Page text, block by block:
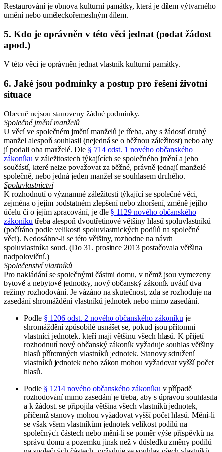
Restaurování je obnova kulturní památky, která je dílem výtvarného
umění nebo uměleckořemeslným dílem.
5. Kdo je oprávněn v této věci jednat (podat žádost
apod.)
V této věci je oprávněn jednat vlastník kulturní památky.
6. Jaké jsou podmínky a postup pro řešení životní
situace
Obecně nejsou stanoveny žádné podmínky.
Společné jmění manželů
U věcí ve společném jmění manželů je třeba, aby s žádostí druhý
manžel alespoň souhlasil (nejedná se o běžnou záležitost) nebo aby
jí podali oba manželé. Dle § 714 odst. 1 nového občanského
zákoníku v záležitostech týkajících se společného jmění a jeho
součástí, které nelze považovat za běžné, právně jednají manželé
společně, nebo jedná jeden manžel se souhlasem druhého.
Spoluvlastnictví
K rozhodnutí o významné záležitosti týkající se společné věci,
zejména o jejím podstatném zlepšení nebo zhoršení, změně jejího
účelu či o jejím zpracování, je dle § 1129 nového občanského
zákoníku třeba alespoň dvoutřetinové většiny hlasů spoluvlastníků
(počítáno podle velikosti spoluvlastnických podílů na společné
věci). Nedosáhne-li se této většiny, rozhodne na návrh
spoluvlastníka soud. (Do 31. prosince 2013 postačovala většina
nadpoloviční.)
Společenství vlastníků
Pro nakládání se společnými částmi domu, v němž jsou vymezeny
bytové a nebytové jednotky, nový občanský zákoník uvádí dva
režimy rozhodování. Je vázáno na skutečnost, zda se rozhoduje na
zasedání shromáždění vlastníků jednotek nebo mimo zasedání.
Podle § 1206 odst. 2 nového občanského zákoníku je
shromáždění způsobilé usnášet se, pokud jsou přítomni
vlastníci jednotek, kteří mají většinu všech hlasů. K přijetí
rozhodnutí nový občanský zákoník vyžaduje souhlas většiny
hlasů přítomných vlastníků jednotek. Stanovy sdružení
vlastníků jednotek nebo zákon mohou vyžadovat vyšší počet
hlasů.
Podle § 1214 nového občanského zákoníku v případě
rozhodování mimo zasedání je třeba, aby s úpravou souhlasila
a k žádosti se připojila většina všech vlastníků jednotek,
přičemž stanovy mohou vyžadovat vyšší počet hlasů. Mění-li
se však všem vlastníkům jednotek velikost podílů na
společných částech nebo mění-li se poměr výše příspěvků na
správu domu a pozemku jinak než v důsledku změny podílů